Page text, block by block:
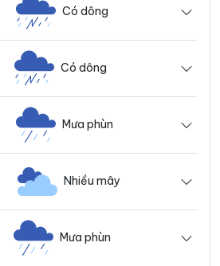
Có dông
Có dông
Mưa phùn
Nhiều mây
Mưa phùn